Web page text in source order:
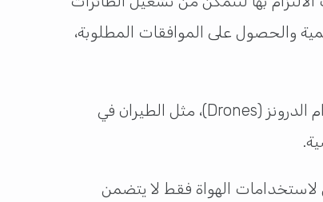
والحصول على الموافقات المطلوبة،
حيث من الضروري الالتزام بالضوابط والقوانين التي وضعتها الهيئة العامة القطرية للطيران المدني لتنظيم استخدام الدرونز (Drones)، مثل الطيران في
الهواة فقط لا يتضمن